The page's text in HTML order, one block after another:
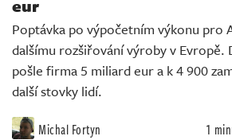
eur
Poptávka po výpočetním výkonu pro
dalšímu rozšiřování výroby v Evropě.
pošle firma 5 miliard eur a k 4 900
další stovky lidí.
Michal Fortyn 1